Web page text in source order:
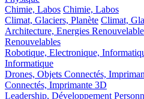
Chimie, Labos Chimie, Labos
Climat, Glaciers, Planète Climat,
Architecture, Energies
Renouvelables
Robotique, Electronique,
Informatique
Drones, Objets Connectés,
Connectés, Imprimante 3D
Leadership, Développement